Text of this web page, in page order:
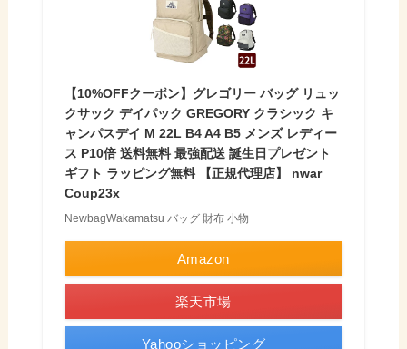
【10%OFFクーポン】グレゴリー バッグ リュッ
クサック デイパック GREGORY クラシック キ
ャンパスデイ M 22L B4 A4 B5 メンズ レディー
ス P10倍 送料無料 最強配送 誕生日プレゼント
ギフト ラッピング無料 【正規代理店】 nwar
Coup23x
NewbagWakamatsu バッグ 財布 小物
Amazon
楽天市場
Yahooショッピング